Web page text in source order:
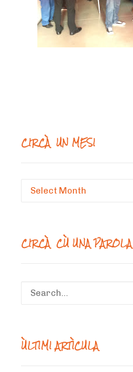
CIRCÀ UN MESI
Circà
CIRCÀ CÙ UNA PAROLA
ÙLTIMI ARTÌCULA